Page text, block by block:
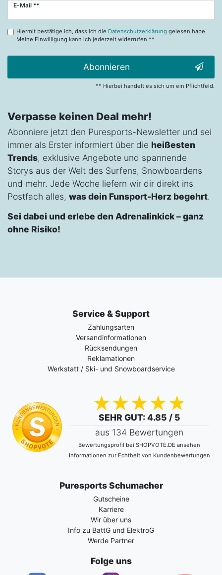
E-Mail **
Newsletter
Hiermit bestätige ich, dass ich die Datenschutzerklärung gelesen habe.
Meine Einwilligung kann ich jederzeit widerrufen.**
Abonnieren
** Hierbei handelt es sich um ein Pflichtfeld.
Verpasse keinen Deal mehr!
Abonniere jetzt den Puresports-Newsletter und sei
immer als Erster informiert über die heißesten
Trends, exklusive Angebote und spannende
Storys aus der Welt des Surfens, Snowboardens
und mehr. Jede Woche liefern wir dir direkt ins
Postfach alles, was dein Funsport-Herz begehrt.
Sei dabei und erlebe den Adrenalinkick – ganz
ohne Risiko!
Service & Support
Zahlungsarten
Versandinformationen
Rücksendungen
Reklamationen
Werkstatt / Ski- und Snowboardservice
SEHR GUT: 4.85 / 5
aus 134 Bewertungen
Bewertungsprofil bei SHOPVOTE.DE ansehen
Informationen zur Echtheit von Kundenbewertungen
Puresports Schumacher
Gutscheine
Karriere
Wir über uns
Info zu BattG und ElektroG
Werde Partner
Folge uns